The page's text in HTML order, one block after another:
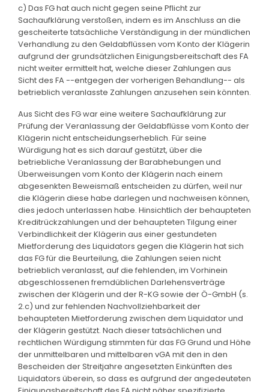
c) Das FG hat auch nicht gegen seine Pflicht zur
Sachaufklärung verstoßen, indem es im Anschluss an die
gescheiterte tatsächliche Verständigung in der mündlichen
Verhandlung zu den Geldabflüssen vom Konto der Klägerin
aufgrund der grundsätzlichen Einigungsbereitschaft des FA
nicht weiter ermittelt hat, welche dieser Zahlungen aus
Sicht des FA --entgegen der vorherigen Behandlung-- als
betrieblich veranlasste Zahlungen anzusehen sein könnten.
Aus Sicht des FG war eine weitere Sachaufklärung zur
Prüfung der Veranlassung der Geldabflüsse vom Konto der
Klägerin nicht entscheidungserheblich. Für seine
Würdigung hat es sich darauf gestützt, über die
betriebliche Veranlassung der Barabhebungen und
Überweisungen vom Konto der Klägerin nach einem
abgesenkten Beweismaß entscheiden zu dürfen, weil nur
die Klägerin diese habe darlegen und nachweisen können,
dies jedoch unterlassen habe. Hinsichtlich der behaupteten
Kreditrückzahlungen und der behaupteten Tilgung einer
Verbindlichkeit der Klägerin aus einer gestundeten
Mietforderung des Liquidators gegen die Klägerin hat sich
das FG für die Beurteilung, die Zahlungen seien nicht
betrieblich veranlasst, auf die fehlenden, im Vorhinein
abgeschlossenen fremdüblichen Darlehensverträge
zwischen der Klägerin und der R-KG sowie der Ö-GmbH (s.
2.c) und zur fehlenden Nachvollziehbarkeit der
behaupteten Mietforderung zwischen dem Liquidator und
der Klägerin gestützt. Nach dieser tatsächlichen und
rechtlichen Würdigung stimmten für das FG Grund und Höhe
der unmittelbaren und mittelbaren vGA mit den in den
Bescheiden der Streitjahre angesetzten Einkünften des
Liquidators überein, so dass es aufgrund der angedeuteten